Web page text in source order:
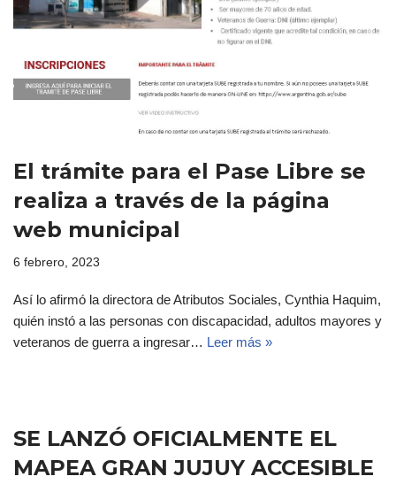
El trámite para el Pase Libre se
realiza a través de la página
web municipal
6 febrero, 2023
Así lo afirmó la directora de Atributos Sociales, Cynthia Haquim,
quién instó a las personas con discapacidad, adultos mayores y
veteranos de guerra a ingresar… Leer más »
SE LANZÓ OFICIALMENTE EL
MAPEA GRAN JUJUY ACCESIBLE